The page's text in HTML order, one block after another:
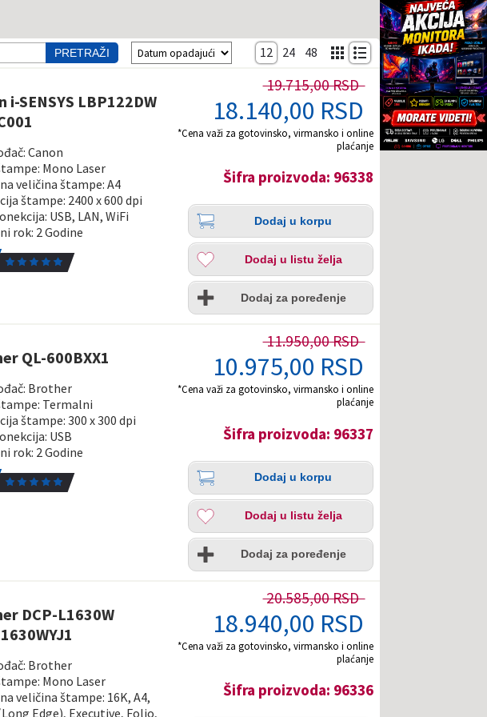
PRETRAŽI Sortiranje 12 24 48
i-SENSYS LBP122DW
Canon
Mono Laser
veličina štampe: A4
štampe: 2400 x 600 dpi
USB, LAN, WiFi
rok: 2 Godine
19.715,00 RSD
18.140,00 RSD
*Cena važi za gotovinsko, virmansko i online
plaćanje
Šifra proizvoda: 96338
Količina
Dodaj
korpu
Dodaj u korpu
Dodaj
listu
želja
Dodaj u listu želja
Uporedi
Dodaj za poređenje
QL-600BXX1
Brother
Termalni
štampe: 300 x 300 dpi
USB
rok: 2 Godine
11.950,00 RSD
10.975,00 RSD
*Cena važi za gotovinsko, virmansko i online
plaćanje
Šifra proizvoda: 96337
Količina
Dodaj
korpu
Dodaj u korpu
Dodaj
listu
želja
Dodaj u listu želja
Uporedi
Dodaj za poređenje
DCP-L1630W
Brother
Mono Laser
veličina štampe: 16K, A4,
Edge), Executive, Folio,
20.585,00 RSD
18.940,00 RSD
*Cena važi za gotovinsko, virmansko i online
plaćanje
Šifra proizvoda: 96336